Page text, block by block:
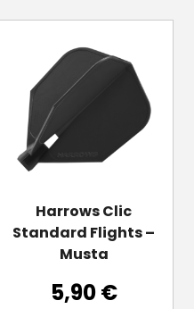
Harrows Clic
Standard Flights –
Musta
5,90€